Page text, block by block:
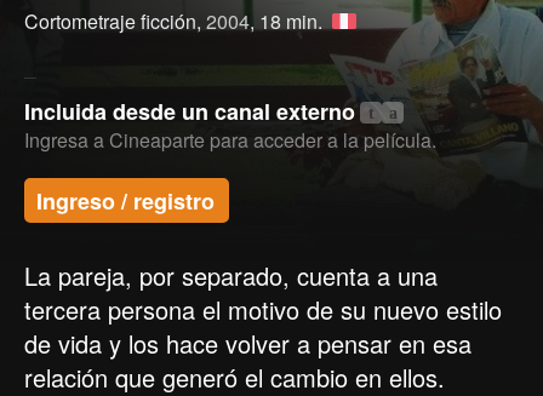
Cortometraje ficción, 2004, 18 min.
Incluida desde un canal externo t a
Ingresa a Cineaparte para acceder a la película.
Ingreso / registro
La pareja, por separado, cuenta a una
tercera persona el motivo de su nuevo estilo
de vida y los hace volver a pensar en esa
relación que generó el cambio en ellos.